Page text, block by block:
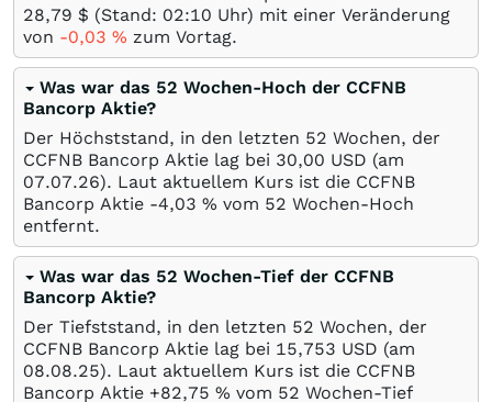
28,79 $ (Stand: 02:10 Uhr) mit einer Veränderung
von -0,03 % zum Vortag.
Was war das 52 Wochen-Hoch der CCFNB
Bancorp Aktie?
Der Höchststand, in den letzten 52 Wochen, der
CCFNB Bancorp Aktie lag bei 30,00 USD (am
07.07.26). Laut aktuellem Kurs ist die CCFNB
Bancorp Aktie -4,03 % vom 52 Wochen-Hoch
entfernt.
Was war das 52 Wochen-Tief der CCFNB
Bancorp Aktie?
Der Tiefststand, in den letzten 52 Wochen, der
CCFNB Bancorp Aktie lag bei 15,753 USD (am
08.08.25). Laut aktuellem Kurs ist die CCFNB
Bancorp Aktie +82,75 % vom 52 Wochen-Tief